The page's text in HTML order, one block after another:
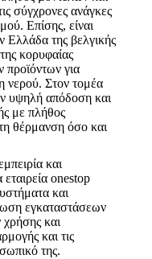
σύγχρονες ανάγκες
Επίσης, είναι
Ελλάδα της βελγικής
κορυφαίας
προϊόντων για
νερού. Στον τομέα
υψηλή απόδοση και
με πλήθος
θέρμανση όσο και
και
εταιρεία onestop
και
εγκαταστάσεων
και
και τις
της.